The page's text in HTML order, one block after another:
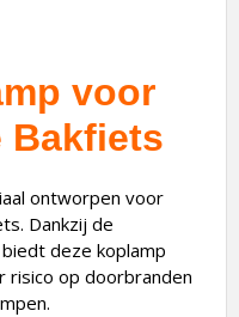
voor
Bakfiets
ontworpen voor
Dankzij de
deze koplamp
risico op doorbranden